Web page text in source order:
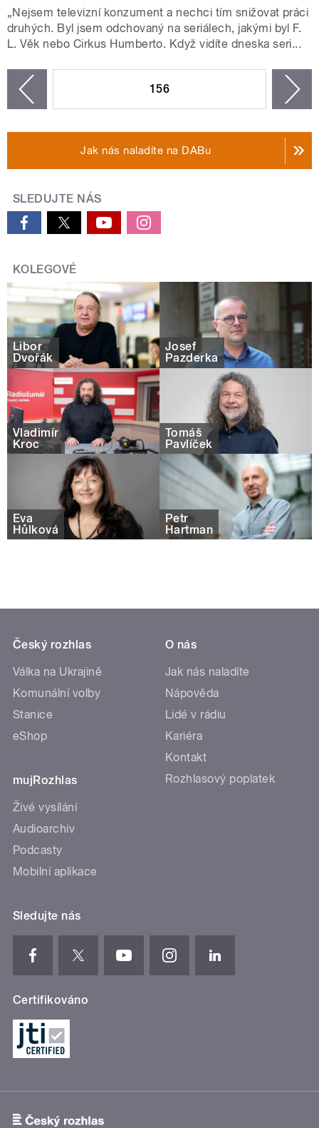
„Nejsem televizní konzument a nechci tím snižovat práci
druhých. Byl jsem odchovaný na seriálech, jakými byl F.
L. Věk nebo Cirkus Humberto. Když vidíte dneska seri...
156
Jak nás naladíte na DABu
SLEDUJTE NÁS
KOLEGOVÉ
Libor
Dvořák
Josef
Pazderka
Vladimír
Kroc
Tomáš
Pavlíček
Eva
Hůlková
Petr
Hartman
Český rozhlas
Válka na Ukrajině
Komunální volby
Stanice
eShop
mujRozhlas
Živé vysílání
Audioarchiv
Podcasty
Mobilní aplikace
O nás
Jak nás naladíte
Nápověda
Lidé v rádiu
Kariéra
Kontakt
Rozhlasový poplatek
Sledujte nás
Certifikováno